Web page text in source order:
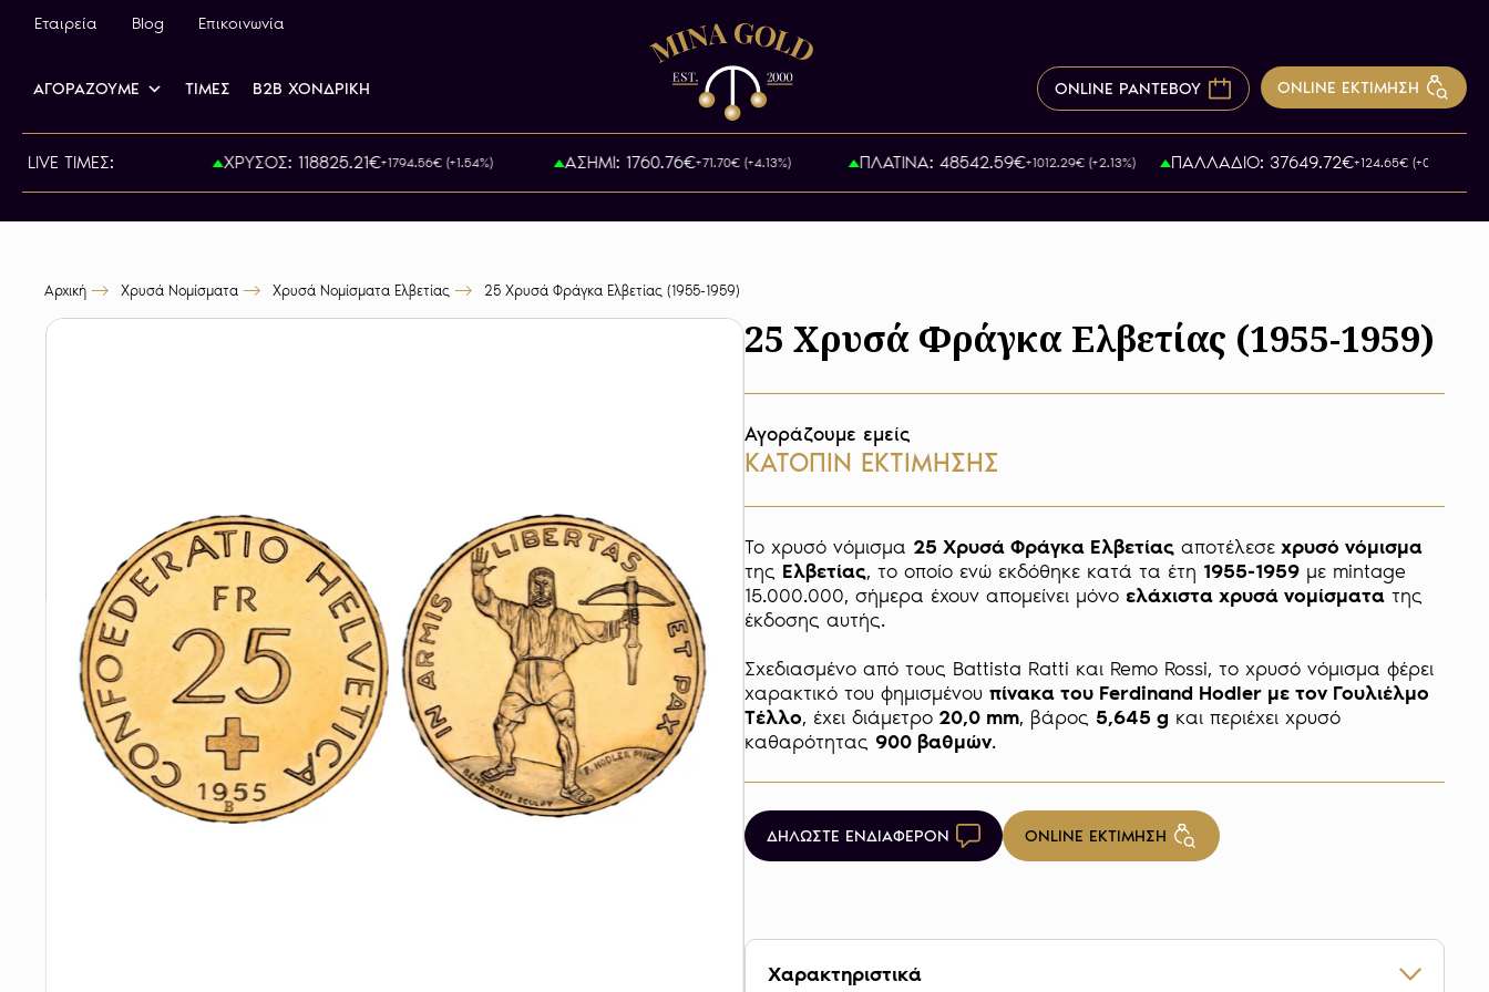
Εταιρεία Blog Επικοινωνία
ΑΓΟΡΑΖΟΥΜΕ ΤΙΜΕΣ B2B ΧΟΝΔΡΙΚΗ ONLINE ΡΑΝΤΕΒΟΥ ONLINE ΕΚΤΙΜΗΣΗ
LIVE ΤΙΜΕΣ:
815.00€ ΧΡΥΣΟΣ: 118825.21€+1794.56€ (+1.54%) ΑΣΗΜΙ: 1760.76€+71.70€ (+4.13%) ΠΛΑΤΙΝΑ: 48542.59€+1012.29€ (+2.13%) ΠΑΛΛΑΔΙΟ: 37649.72€+124.65€ (+0.34%)
Αρχική Χρυσά Νομίσματα Χρυσά Νομίσματα Ελβετίας 25 Χρυσά Φράγκα Ελβετίας (1955-1959)
25 Χρυσά Φράγκα Ελβετίας (1955-1959)
Αγοράζουμε εμείς
ΚΑΤΟΠΙΝ ΕΚΤΙΜΗΣΗΣ
Το χρυσό νόμισμα 25 Χρυσά Φράγκα Ελβετίας αποτέλεσε χρυσό νόμισμα
της Ελβετίας, το οποίο ενώ εκδόθηκε κατά τα έτη 1955-1959 με mintage
15.000.000, σήμερα έχουν απομείνει μόνο ελάχιστα χρυσά νομίσματα της
έκδοσης αυτής.
Σχεδιασμένο από τους Battista Ratti και Remo Rossi, το χρυσό νόμισμα φέρει
χαρακτικό του φημισμένου πίνακα του Ferdinand Hodler με τον Γουλιέλμο
Τέλλο, έχει διάμετρο 20,0 mm, βάρος 5,645 g και περιέχει χρυσό
καθαρότητας 900 βαθμών
ΔΗΛΩΣΤΕ ΕΝΔΙΑΦΕΡΟΝ ONLINE ΕΚΤΙΜΗΣΗ
Χαρακτηριστικά